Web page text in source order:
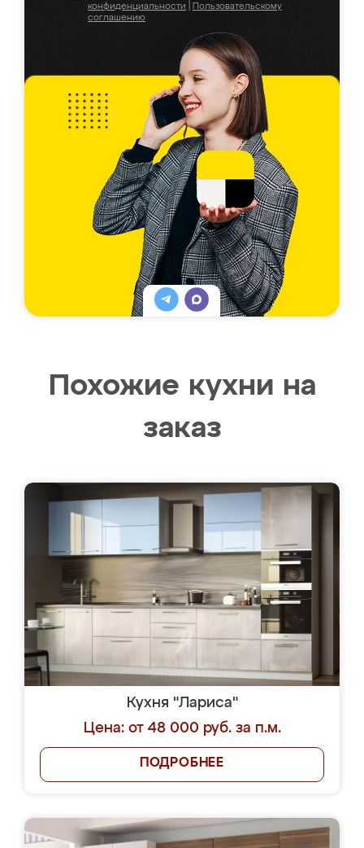
конфиденциальности
Пользовательскому
соглашению
Похожие кухни на
заказ
Кухня "Лариса"
Цена: от 48 000 руб. за п.м.
ПОДРОБНЕЕ